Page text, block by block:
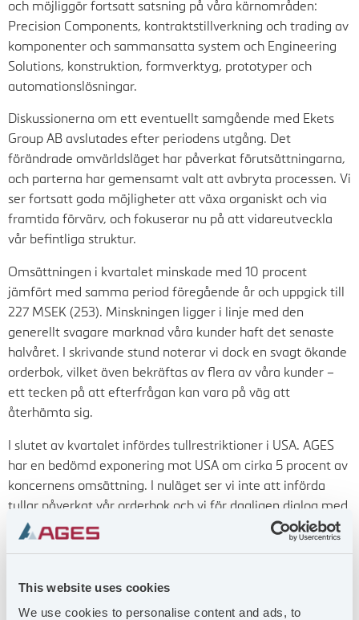
This website uses cookies
We use cookies to personalise content and ads, to
och möjliggör fortsatt satsning på våra kärnområden:
Precision Components, kontraktstillverkning och trading av
komponenter och sammansatta system och Engineering
Solutions, konstruktion, formverktyg, prototyper och
automationslösningar.
Diskussionerna om ett eventuellt samgående med Ekets
Group AB avslutades efter periodens utgång. Det
förändrade omvärldsläget har påverkat förutsättningarna,
och parterna har gemensamt valt att avbryta processen. Vi
ser fortsatt goda möjligheter att växa organiskt och via
framtida förvärv, och fokuserar nu på att vidareutveckla
vår befintliga struktur.
Omsättningen i kvartalet minskade med 10 procent
jämfört med samma period föregående år och uppgick till
227 MSEK (253). Minskningen ligger i linje med den
generellt svagare marknad våra kunder haft det senaste
halvåret. I skrivande stund noterar vi dock en svagt ökande
orderbok, vilket även bekräftas av flera av våra kunder –
ett tecken på att efterfrågan kan vara på väg att
återhämta sig.
I slutet av kvartalet infördes tullrestriktioner i USA. AGES
har en bedömd exponering mot USA om cirka 5 procent av
koncernens omsättning. I nuläget ser vi inte att införda
tullar påverkat vår orderbok och vi för dagligen dialog med
våra kunder i syfte att fånga upp signaler kring